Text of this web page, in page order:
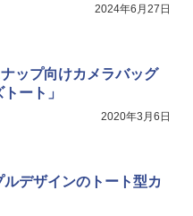
2024年6月27日
ップ向けカメラバッグ
ート」
2020年3月6日
デザインのトート型カ